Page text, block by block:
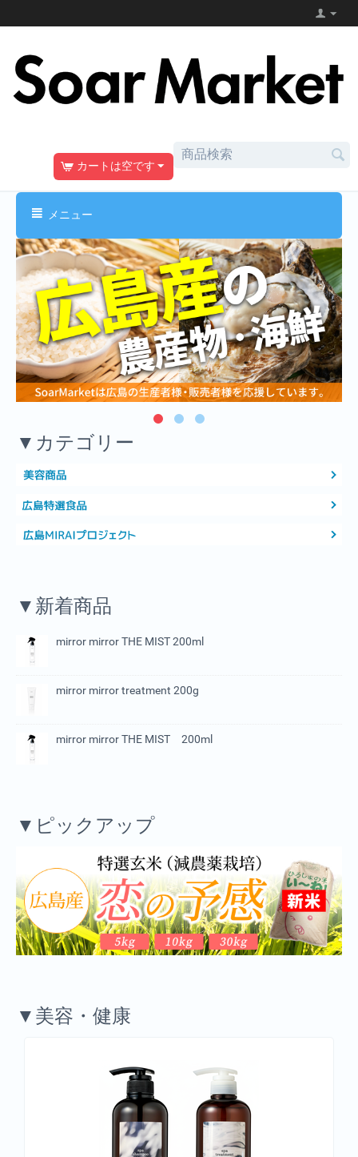
カートは空です
メニュー
▼カテゴリー
▼新着商品
mirror mirror THE MIST 200ml
mirror mirror treatment 200g
mirror mirror THE MIST 200ml
▼ピックアップ
▼美容・健康